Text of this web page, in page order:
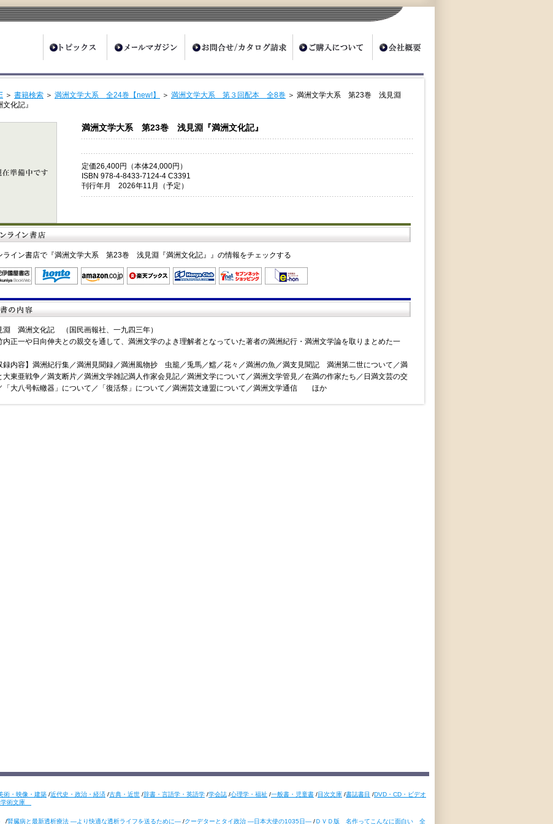
＞ 書籍検索 ＞ 満洲文学大系 全24巻【new!】 ＞ 満洲文学大系 第３回配本 全8巻 ＞ 満洲文学大系 第23巻 浅見淵
文化記』
満洲文学大系 第23巻 浅見淵『満洲文化記』
定価26,400円（本体24,000円）
ISBN 978-4-8433-7124-4 C3391
刊行年月 2026年11月（予定）
ライン書店で『満洲文学大系 第23巻 浅見淵『満洲文化記』』の情報をチェックする
淵 満洲文化記 （国民画報社、一九四三年）
正一や日向伸夫との親交を通して、満洲文学のよき理解者となっていた著者の満洲紀行・満洲文学論を取りまとめた一
録内容】満洲紀行集／満洲見聞録／満洲風物抄 虫籠／兎馬／鱩／花々／満洲の魚／満支見聞記 満洲第二世について／満
大東亜戦争／満支断片／満洲文学雑記満人作家会見記／満洲文学について／満洲文学管見／在満の作家たち／日満文芸の交
「大八号転轍器」について／「復活祭」について／満洲芸文連盟について／満洲文学通信 ほか
術・映像・建築 /近代史・政治・経済 /古典・近世 /辞書・言語学・英語学 /学会誌 /心理学・福祉 /一般書・児童書 /目次文庫 /書誌書目 /DVD・CD・ビデオ
学術文庫
/腎臓病と最新透析療法 ―より快適な透析ライフを送るために― /クーデターとタイ政治 ―日本大使の1035日― /ＤＶＤ版 名作ってこんなに面白い 全